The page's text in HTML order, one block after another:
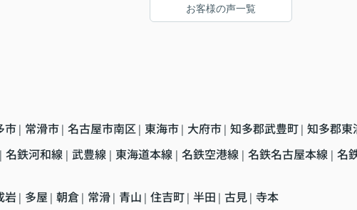
お客様の声一覧
市 | 常滑市 | 名古屋市南区 | 東海市 | 大府市 | 知多郡武豊町 | 知多郡東
| 名鉄河和線 | 武豊線 | 東海道本線 | 名鉄空港線 | 名鉄名古屋本線 | 名
岩 | 多屋 | 朝倉 | 常滑 | 青山 | 住吉町 | 半田 | 古見 | 寺本